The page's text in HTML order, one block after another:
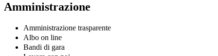
Amministrazione
Amministrazione trasparente
Albo on line
Bandi di gara